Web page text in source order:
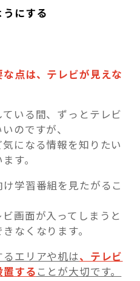
にする
点は、テレビが見えな
いる間、ずっとテレビ
のですが、
になる情報を知りたい
す。
学習番組を見たがるこ
画面が入ってしまうと
なくなります。
エリアや机は、テレビ
する ことが大切です。